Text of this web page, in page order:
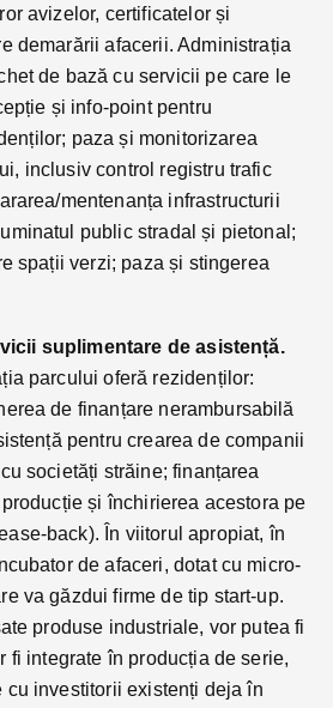
avizelor, certificatelor și
demarării afacerii. Administrația
de bază cu servicii pe care le
și info-point pentru
paza și monitorizarea
inclusiv control registru trafic
mentenanța infrastructurii
public stradal și pietonal;
spații verzi; paza și stingerea
suplimentare de asistență.
parcului oferă rezidenților:
de finanțare nerambursabilă
pentru crearea de companii
societăți străine; finanțarea
și închirierea acestora pe
back). În viitorul apropiat, în
de afaceri, dotat cu micro-
va găzdui firme de tip start-up.
produse industriale, vor putea fi
fi integrate în producția de serie,
cu investitorii existenți deja în